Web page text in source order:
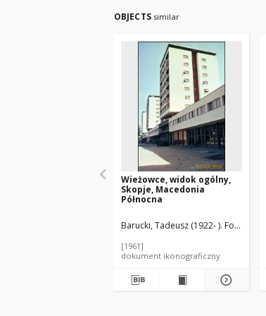
OBJECTS similar
Wieżowce, widok ogólny,
Skopje, Macedonia
Północna
Barucki, Tadeusz (1922- ). Fotograf
[1961]
dokument ikonograficzny